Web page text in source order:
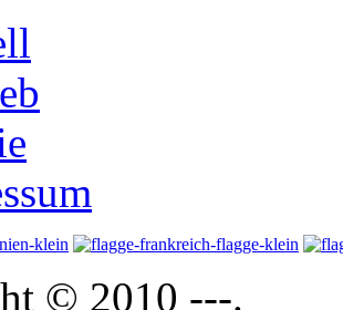
© 2010 ---.